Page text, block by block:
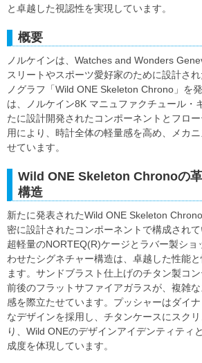
と卓越した視認性を実現しています。
概要
ノルケインは、Watches and Wonders
スリートやスポーツ愛好家のために設計さ
ノグラフ「Wild ONE Skeleton Chrono」を
は、ノルケイン8K マニュファクチュール・
たに設計開発されたコンポーネントとフロ
用により、時計全体の軽量感を高め、メカ
せています。
Wild ONE Skeleton Chronoの
構造
新たに発表されたWild ONE Skeleton
密に設計されたコンポーネントで構成され
超軽量のNORTEQ(R)ケージとラバー製ショ
わせたシグネチャー構造は、卓越した性能
ます。サンドブラスト仕上げのチタン製コン
前後のフラットサファイアガラスが、複雑
感を際立たせています。プッシャーはダイ
なデザインを採用し、チタンケースにスク
り、Wild ONEのデザインアイデンティティ
成度を体現しています。